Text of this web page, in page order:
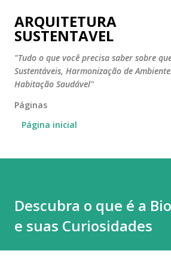
Pular para o conteúdo
ARQUITETURA
SUSTENTAVEL
"Tudo o que você precisa saber sobre
Sustentáveis, Harmonização de
Habitação Saudável"
Páginas
Página inicial
Descubra o que é a
e suas Curiosidades